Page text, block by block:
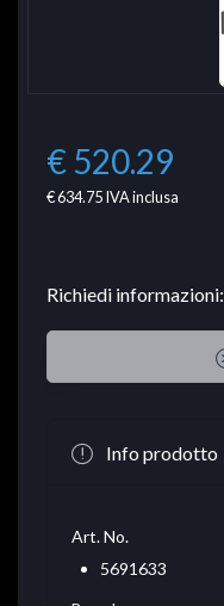
€ 520.29
€ 634.75IVA inclusa
Richiedi informazioni:
Info prodotto
Art. No.
5691633